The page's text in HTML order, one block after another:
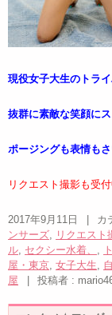
現役女子大生のトラ
抜群に素敵な笑顔に
ポージングも表情も
リクエスト撮影も受付
2017年9月11日 カ
ンサーズ, リクエスト
ル, セクシー水着、 ,
屋・東京, 女子大生,
屋
投稿者 :